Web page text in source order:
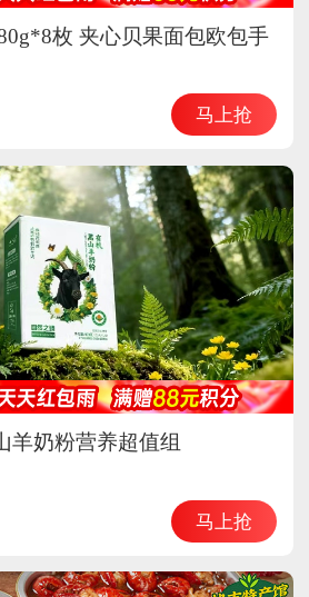
枚 夹心贝果面包欧包手
马上抢
羊奶粉营养超值组
马上抢